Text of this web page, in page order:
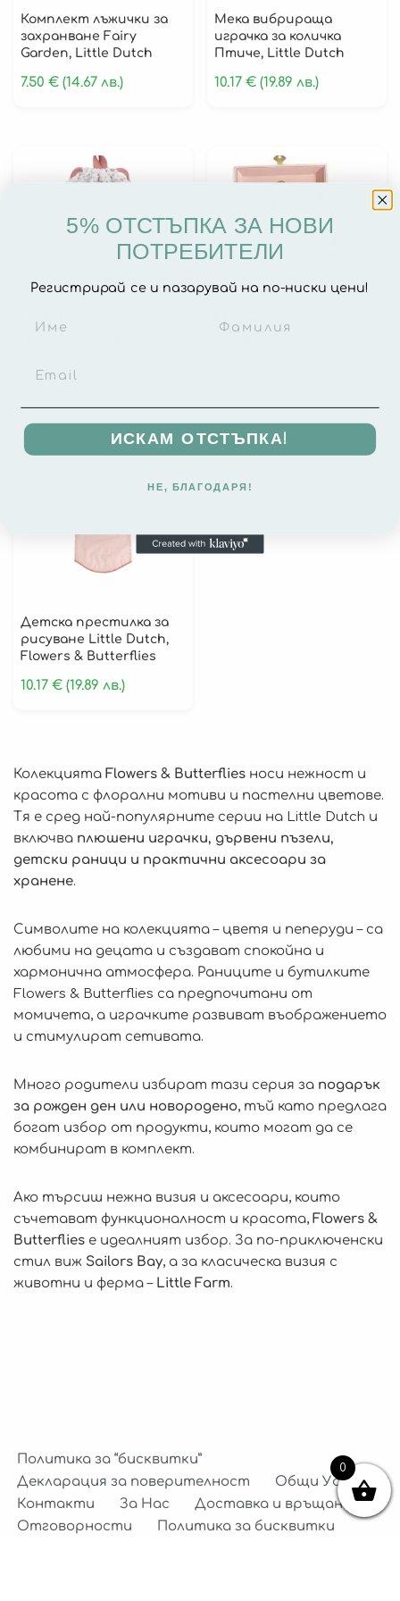
Детски Палатки
Детски Нощни Лампи
За Месечинки
6-12 Месеца
3+ Години
Играчки за Баня
Играчки за Навън
Лято
Слънчеви Очила
Дървени Играчки
Плюшени играчки и кукли
Активни Гимнастики
Fairy Garden
Safari Friends
Forest Friends
Little Farm
Newborn Naturals
Flowers & Butterflies
Идеи за подаръци
Кутии за храна
Съдове и прибори
Кутии
Органайзери
Подложки за Хранане
Бебешки Четки за Зъби
Детски кутии за храна
Комплект лъжички за
захранване Fairy
Garden, Little Dutch
7.50 € (14.67 лв.)
Мека вибрираща
играчка за количка
Птиче, Little Dutch
10.17€ (19.89 лв.)
Little Dutch Детска
11.20 €(21.91 лв.)
Музикална кутия за
Детска престилка за
рисуване Little Dutch,
Flowers & Butterflies
10.17 € (19.89 лв.)
Колекцията Flowers & Butterflies носи нежност и
красота с флорални мотиви и пастелни цветове.
Тя е сред най-популярните серии на Little Dutch и
включва плюшени играчки, дървени пъзели,
детски раници и практични аксесоари за
хранене.
Символите на колекцията – цветя и пеперуди – са
любими на децата и създават спокойна и
хармонична атмосфера. Раниците и бутилките
Flowers & Butterflies са предпочитани от
момичета, а играчките развиват въображението
и стимулират сетивата.
Много родители избират тази серия за подарък
за рожден ден или новородено, тъй като предлага
богат избор от продукти, които могат да се
комбинират в комплект.
Ако търсиш нежна визия и аксесоари, които
съчетават функционалност и красота, Flowers &
Butterflies е идеалният избор. За по-приключенски
стил виж Sailors Bay, а за класическа визия с
животни и ферма – Little Farm.
Политика за “бисквитки”
Декларация за поверителност
Общи Условия
Контакти
За Нас
Доставка и връщане
Отговорности
Политика за бисквитки
0
5% ОТСТЪПКА ЗА НОВИ
ПОТРЕБИТЕЛИ
Регистрирай се и пазарувай на по-ниски цени!
ИСКАМ ОТСТЪПКА!
НЕ, БЛАГОДАРЯ!